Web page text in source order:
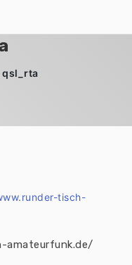
qsl_rta
amateurfunk.de/